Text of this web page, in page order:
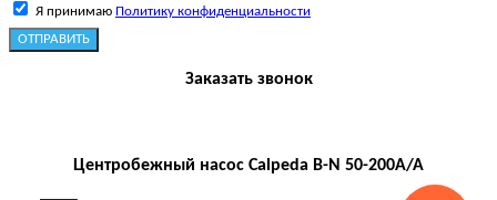
Я принимаю Политику конфиденциальности
ОТПРАВИТЬ
Заказать звонок
Центробежный насос Calpeda B-N 50-200A/A